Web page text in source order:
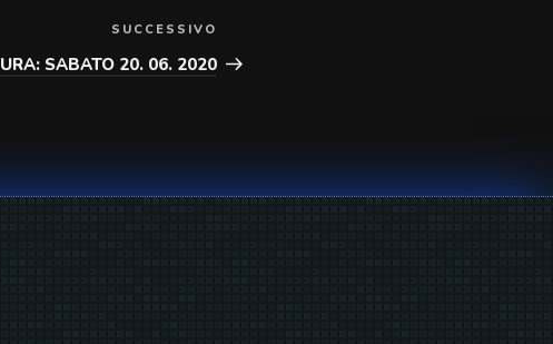
successivo
SUCCESSIVO
SABATO 20. 06. 2020